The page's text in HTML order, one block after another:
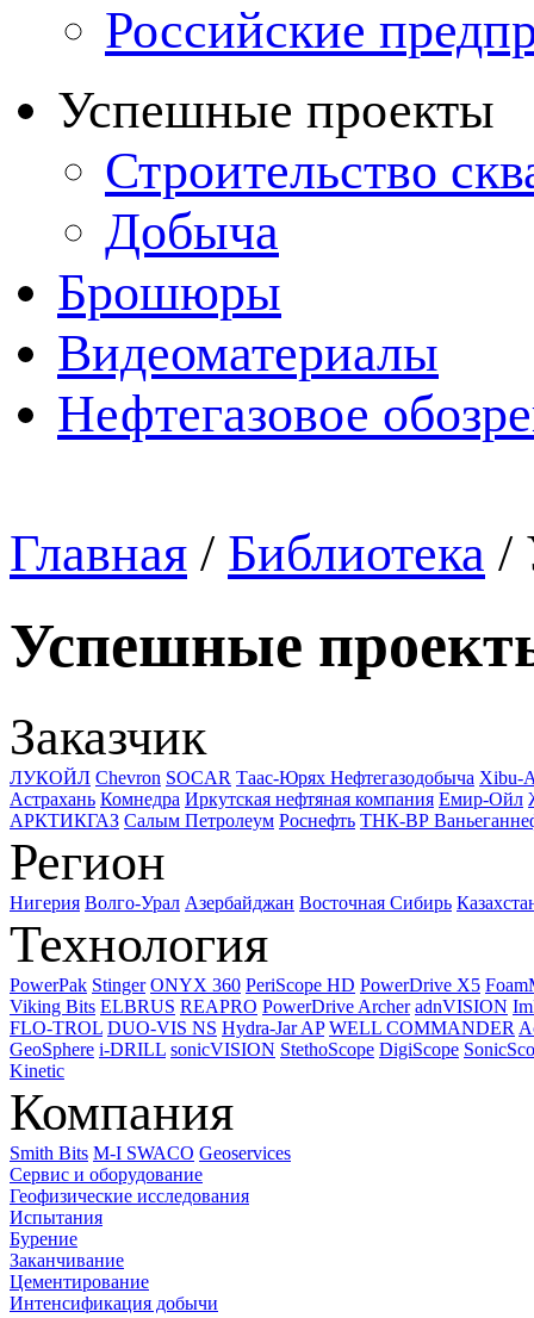
Российские
Успешные проекты
Строительство
Добыча
Брошюры
Видеоматериалы
Нефтегазовое
Главная / Библиотека /
Успешные
Заказчик
ЛУКОЙЛ Chevron SOCAR Таас-Юрях Нефтегазодобыча Xibu-
Астрахань Комнедра Иркутская нефтяная компания Емир-Ойл
АРКТИКГАЗ Салым Петролеум Роснефть ТНК-ВР
Регион
Нигерия Волго-Урал Азербайджан Восточная Сибирь
Технология
PowerPak Stinger ONYX 360 PeriScope HD PowerDrive X5
Viking Bits ELBRUS REAPRO PowerDrive Archer adnVISION
FLO-TROL DUO-VIS NS Hydra-Jar AP WELL COMMANDER
GeoSphere i-DRILL sonicVISION StethoScope DigiScope
Kinetic
Компания
Smith Bits M-I SWACO Geoservices
Сервис и оборудование
Геофизические исследования
Испытания
Бурение
Заканчивание
Цементирование
Интенсификация добычи